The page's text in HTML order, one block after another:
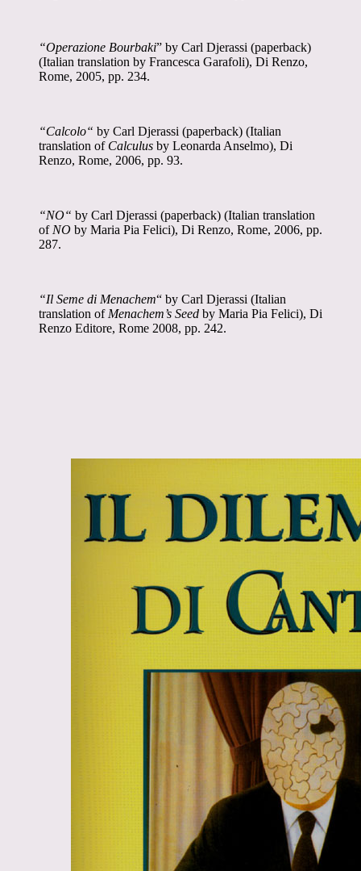
“Operazione Bourbaki” by Carl Djerassi (paperback)
(Italian translation by Francesca Garafoli), Di Renzo,
Rome, 2005, pp. 234.
“Calcolo“ by Carl Djerassi (paperback) (Italian
translation of Calculus by Leonarda Anselmo), Di
Renzo, Rome, 2006, pp. 93.
“NO“ by Carl Djerassi (paperback) (Italian translation
of NO by Maria Pia Felici), Di Renzo, Rome, 2006, pp.
287.
“Il Seme di Menachem“ by Carl Djerassi (Italian
translation of Menachem’s Seed by Maria Pia Felici), Di
Renzo Editore, Rome 2008, pp. 242.